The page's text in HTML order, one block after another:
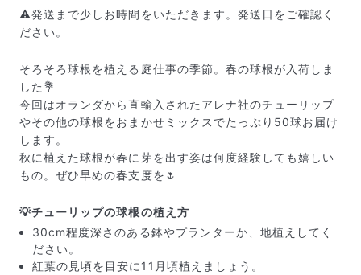
出荷前に水揚げ（花が水を吸いやすくなる処理）を施
し、専用ボックスに丁寧に梱包してお届けしています。
きゅっとまとめられて一見窮屈そうに見えますが、輸送
⚠️発送まで少しお時間をいただきます。発送日をご確認く
ださい。
そろそろ球根を植える庭仕事の季節。春の球根が入荷しま
した💐
今回はオランダから直輸入されたアレナ社のチューリップ
やその他の球根をおまかせミックスでたっぷり50球お届け
します。
秋に植えた球根が春に芽を出す姿は何度経験しても嬉しい
もの。ぜひ早めの春支度を🌷
💡チューリップの球根の植え方
30cm程度深さのある鉢やプランターか、地植えしてく
ださい。
紅葉の見頃を目安に11月頃植えましょう。